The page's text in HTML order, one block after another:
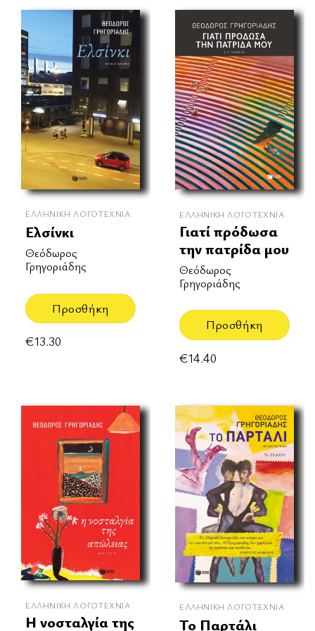
ΕΛΛΗΝΙΚΉ ΛΟΓΟΤΕΧΝΊΑ
Ελσίνκι
Θεόδωρος
Γρηγοριάδης
Προσθήκη
€13.30
ΕΛΛΗΝΙΚΉ ΛΟΓΟΤΕΧΝΊΑ
Γιατί πρόδωσα
την πατρίδα μου
Θεόδωρος
Γρηγοριάδης
Προσθήκη
€14.40
ΕΛΛΗΝΙΚΉ ΛΟΓΟΤΕΧΝΊΑ
Η νοσταλγία της
ΕΛΛΗΝΙΚΉ ΛΟΓΟΤΕΧΝΊΑ
Το Παρτάλι